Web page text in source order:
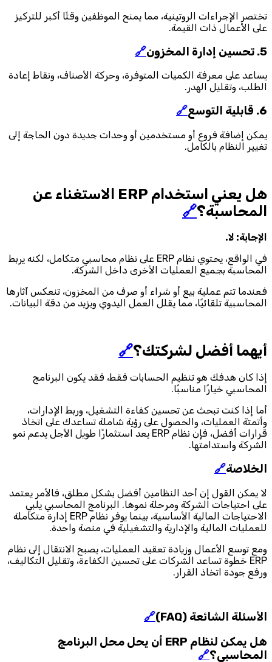
تختصر الإجراءات الروتينية، مما يمنح الموظفين وقتًا أكبر للتركيز
على الأعمال ذات القيمة.
5. تحسين إدارة المخزون 🔗
يساعد على معرفة الكميات المتوفرة، وحركة الأصناف، ونقاط إعادة
الطلب، وتقليل الهدر.
6. قابلية التوسع 🔗
يمكن إضافة فروع أو مستخدمين أو وحدات جديدة دون الحاجة إلى
تغيير النظام بالكامل.
هل يعني استخدام ERP الاستغناء عن
المحاسبة؟🔗
الإجابة: لا.
في الواقع، يحتوي نظام ERP على نظام محاسبي متكامل، لكنه يربط
المحاسبة بجميع العمليات الأخرى داخل الشركة.
فعندما تتم عملية بيع أو شراء أو صرف من المخزون، تنعكس آثارها
المحاسبية تلقائيًا، مما يقلل العمل اليدوي ويزيد من دقة البيانات.
أيهما أفضل لشركتك؟🔗
إذا كان هدفك هو تنظيم الحسابات فقط، فقد يكون البرنامج
المحاسبي خيارًا مناسبًا.
أما إذا كنت تبحث عن تحسين كفاءة التشغيل، وربط الإدارات،
وأتمتة العمليات، والحصول على رؤية شاملة تساعدك على اتخاذ
قرارات أفضل، فإن نظام ERP يعد استثمارًا طويل الأجل يدعم نمو
الشركة واستدامتها.
الخلاصة🔗
لا يمكن القول إن أحد النظامين أفضل بشكل مطلق، فالأمر يعتمد
على احتياجات الشركة ومرحلة نموها. البرنامج المحاسبي يلبي
الاحتياجات المالية الأساسية، بينما يوفر نظام ERP إدارة متكاملة
للعمليات المالية والإدارية والتشغيلية في منصة واحدة.
ومع توسع الأعمال وزيادة تعقيد العمليات، يصبح الانتقال إلى نظام
ERP خطوة تساعد الشركات على تحسين الكفاءة، وتقليل التكاليف،
ورفع جودة اتخاذ القرار.
الأسئلة الشائعة (FAQ)
🔗
هل يمكن لنظام ERP أن يحل محل البرنامج
المحاسبي؟🔗